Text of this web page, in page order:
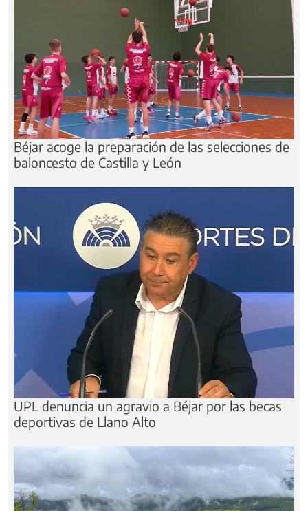
Béjar acoge la preparación de las selecciones de
baloncesto de Castilla y León
UPL denuncia un agravio a Béjar por las becas
deportivas de Llano Alto